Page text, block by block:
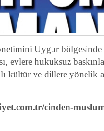
Uygur bölgesinde
evlere hukuksuz
kültür ve dillere yönelik
cinden-